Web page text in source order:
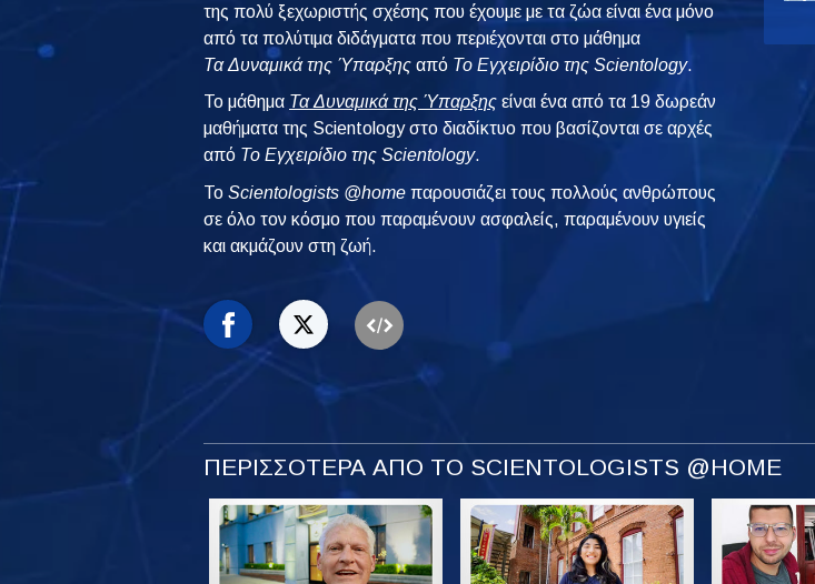
της πολύ ξεχωριστής σχέσης που έχουμε με τα ζώα είναι ένα μόνο
από τα πολύτιμα διδάγματα που περιέχονται στο μάθημα
Τα Δυναμικά της Ύπαρξης από Το Εγχειρίδιο της Scientology.
Το μάθημα Τα Δυναμικά της Ύπαρξης είναι ένα από τα 19 δωρεάν
μαθήματα της Scientology στο διαδίκτυο που βασίζονται σε αρχές
από Το Εγχειρίδιο της Scientology.
ToScientologists @home παρουσιάζει τους πολλούς ανθρώπους
σε όλο τον κόσμο που παραμένουν ασφαλείς, παραμένουν υγιείς
και ακμάζουν στη ζωή.
ΠΕΡΙΣΣΟΤΕΡΑ ΑΠΟ ΤΟ SCIENTOLOGISTS @HOME